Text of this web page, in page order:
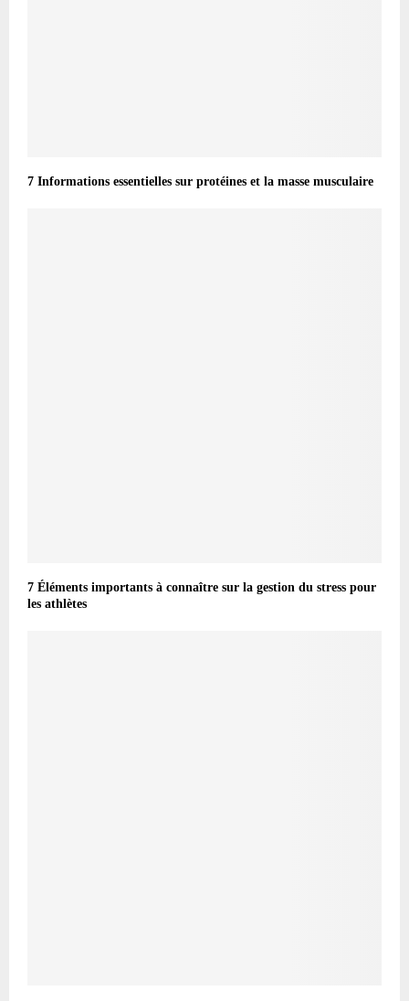
7 Informations essentielles sur protéines et la masse musculaire
7 Éléments importants à connaître sur la gestion du stress pour
les athlètes